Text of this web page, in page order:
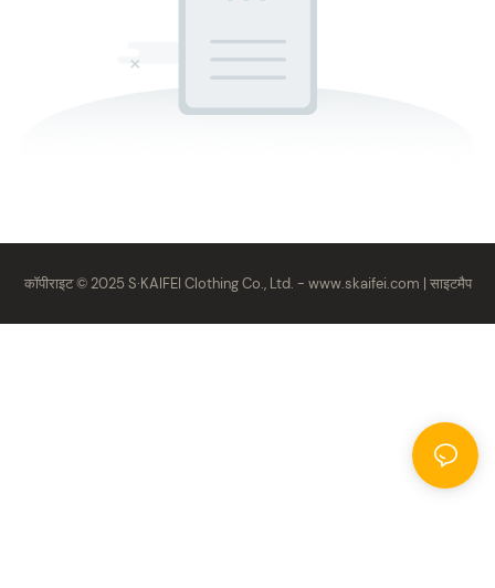
कॉपीराइट © 2025 S·KAIFEI Clothing Co., Ltd. - www.skaifei.com | साइटमैप